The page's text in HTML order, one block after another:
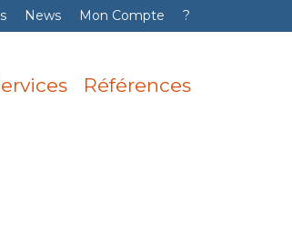
News Mon Compte ?
Références